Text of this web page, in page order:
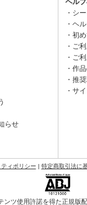
らせ
ヘル
シ
ヘ
初
ご
ご
作
推
サ
ィポリシー | 特定商取引法に
ツ使用許諾を得た正規